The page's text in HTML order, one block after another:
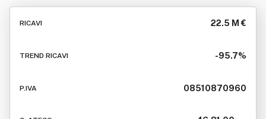
RICAVI 22.5 M €
TREND RICAVI -95.7%
P.IVA 08510870960